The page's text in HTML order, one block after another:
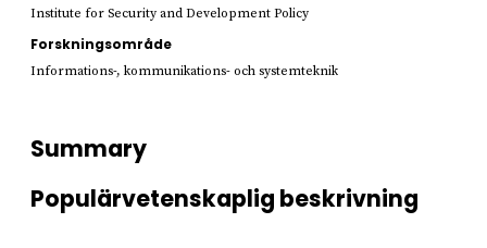
Institute for Security and Development Policy
Forskningsområde
Informations-, kommunikations- och systemteknik
Summary
Populärvetenskaplig beskrivning